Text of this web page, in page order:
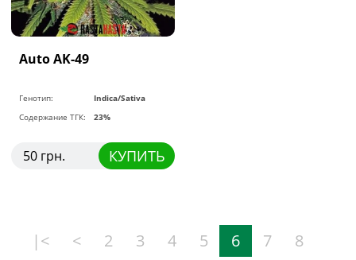
Auto AK-49
Генотип:
Indica/Sativa
Содержание ТГК:
23%
50 грн. КУПИТЬ
|< < 2 3 4 5 6 7
8